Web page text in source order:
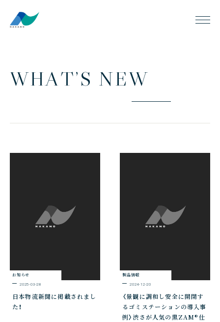
WHAT’S NEW
お知らせ
2025-03-28
日本物流新聞に掲載されまし
た！
製品情報
2024-12-20
〈景観に調和し安全に開閉す
るゴミステーションの導入事
例〉渋さが人気の黒ZAM®仕